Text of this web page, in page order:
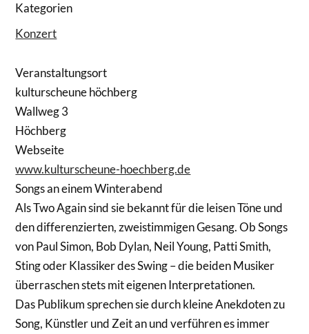
Kategorien
Konzert
Veranstaltungsort
kulturscheune höchberg
Wallweg 3
Höchberg
Webseite
www.kulturscheune-hoechberg.de
Songs an einem Winterabend
Als Two Again sind sie bekannt für die leisen Töne und
den differenzierten, zweistimmigen Gesang. Ob Songs
von Paul Simon, Bob Dylan, Neil Young, Patti Smith,
Sting oder Klassiker des Swing – die beiden Musiker
überraschen stets mit eigenen Interpretationen.
Das Publikum sprechen sie durch kleine Anekdoten zu
Song, Künstler und Zeit an und verführen es immer